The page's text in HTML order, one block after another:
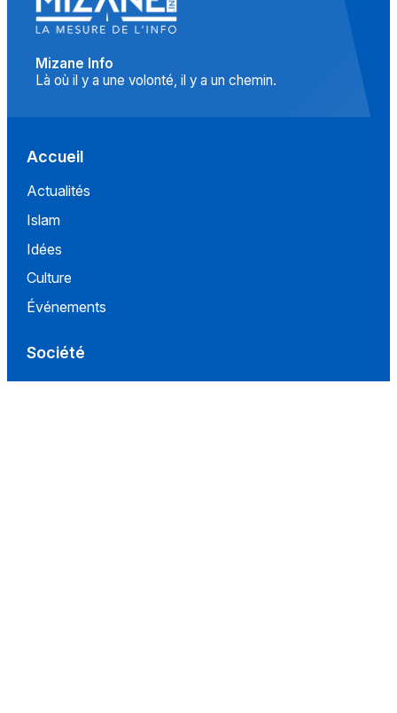
Mizane Info
Là où il y a une volonté, il y a un chemin.
Accueil
Actualités
Islam
Idées
Culture
Événements
Société
Nous Soutenir